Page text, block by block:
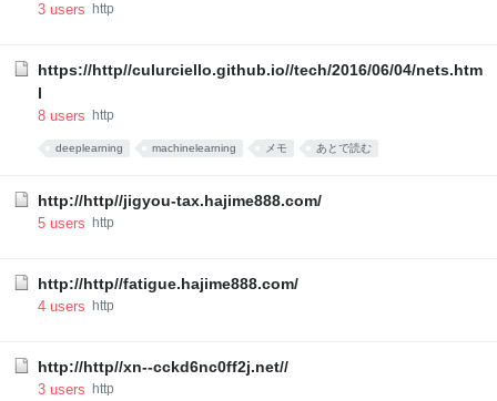
3 users http
https://http//culurciello.github.io//tech/2016/06/04/nets.htm
l
8 users http
deeplearning machinelearning メモ あとで読む
http://http//jigyou-tax.hajime888.com/
5 users http
http://http//fatigue.hajime888.com/
4 users http
http://http//xn--cckd6nc0ff2j.net//
3 users http